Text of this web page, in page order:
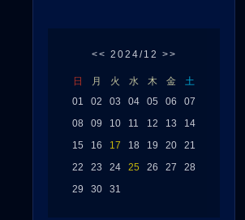
<< 2024/12 >>
日 月 火 水 木 金
土
01
02 03 04 05 06
07
08
09 10 11 12 13
14
15
16 17 18 19 20
21
22
23 24 25 26 27
28
29
30 31